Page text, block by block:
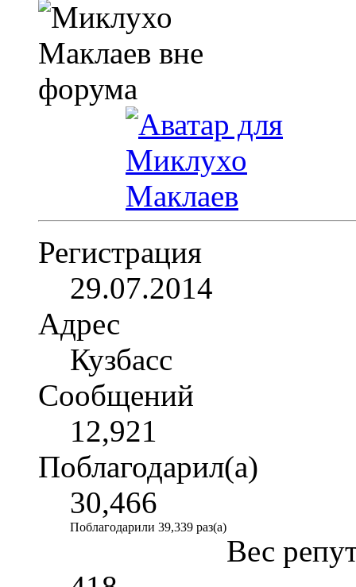
Регистрация
29.07.2014
Адрес
Кузбасс
Сообщений
12,921
Поблагодарил(а)
30,466
Поблагодарили 39,339 раз(а)
Вес